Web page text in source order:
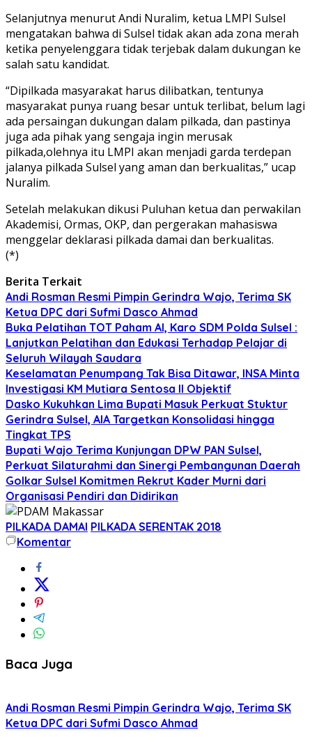
Selanjutnya menurut Andi Nuralim, ketua LMPI Sulsel
mengatakan bahwa di Sulsel tidak akan ada zona merah
ketika penyelenggara tidak terjebak dalam dukungan ke
salah satu kandidat.
“Dipilkada masyarakat harus dilibatkan, tentunya
masyarakat punya ruang besar untuk terlibat, belum lagi
ada persaingan dukungan dalam pilkada, dan pastinya
juga ada pihak yang sengaja ingin merusak
pilkada,olehnya itu LMPI akan menjadi garda terdepan
jalanya pilkada Sulsel yang aman dan berkualitas,” ucap
Nuralim.
Setelah melakukan dikusi Puluhan ketua dan perwakilan
Akademisi, Ormas, OKP, dan pergerakan mahasiswa
menggelar deklarasi pilkada damai dan berkualitas.
(*)
Berita Terkait
Andi Rosman Resmi Pimpin Gerindra Wajo, Terima SK
Ketua DPC dari Sufmi Dasco Ahmad
Buka Pelatihan TOT Paham AI, Karo SDM Polda Sulsel :
Lanjutkan Pelatihan dan Edukasi Terhadap Pelajar di
Seluruh Wilayah Saudara
Keselamatan Penumpang Tak Bisa Ditawar, INSA Minta
Investigasi KM Mutiara Sentosa II Objektif
Dasko Kukuhkan Lima Bupati Masuk Perkuat Stuktur
Gerindra Sulsel, AIA Targetkan Konsolidasi hingga
Tingkat TPS
Bupati Wajo Terima Kunjungan DPW PAN Sulsel,
Perkuat Silaturahmi dan Sinergi Pembangunan Daerah
Golkar Sulsel Komitmen Rekrut Kader Murni dari
Organisasi Pendiri dan Didirikan
PILKADA DAMAI PILKADA SERENTAK 2018
Komentar
Baca Juga
Andi Rosman Resmi Pimpin Gerindra Wajo, Terima SK
Ketua DPC dari Sufmi Dasco Ahmad